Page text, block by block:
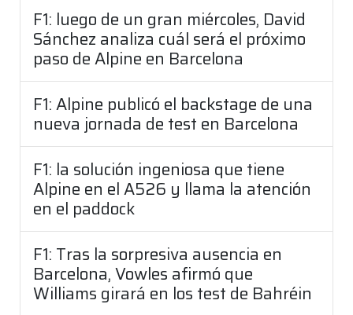
F1: luego de un gran miércoles, David
Sánchez analiza cuál será el próximo
paso de Alpine en Barcelona
F1: Alpine publicó el backstage de una
nueva jornada de test en Barcelona
F1: la solución ingeniosa que tiene
Alpine en el A526 y llama la atención
en el paddock
F1: Tras la sorpresiva ausencia en
Barcelona, Vowles afirmó que
Williams girará en los test de Bahréin